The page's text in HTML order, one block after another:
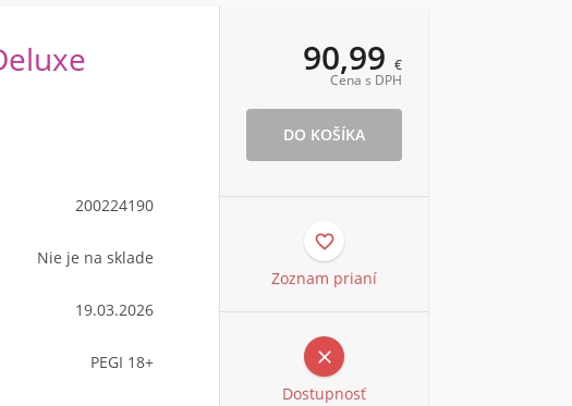
200224190
Nie je na sklade
19.03.2026
PEGI 18+
90,99 €
Cena s DPH

Zoznam prianí

Dostupnosť